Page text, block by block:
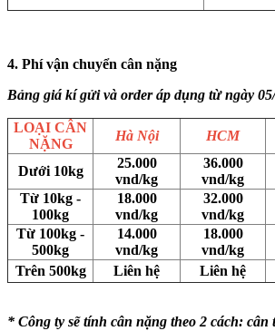
4. Phí vận chuyển cân nặng
Bảng giá kí gửi và order áp dụng từ ngày
LOẠI CÂN
NẶNG
Hà Nội HCM
Dưới 10kg
25.000
vnd/kg
36.000
vnd/kg
Từ 10kg -
100kg
18.000
vnd/kg
32.000
vnd/kg
Từ 100kg -
500kg
14.000
vnd/kg
18.000
vnd/kg
Trên 500kg
Liên hệ Liên hệ
* Công ty sẽ tính cân nặng theo 2 cách: cân